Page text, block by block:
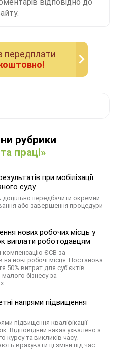
передплати
рубрики
праці»
при мобілізації
суду
доцільно передбачити окремий
або завершення процедури
нових робочих місць у
виплати роботодавцям
компенсацію ЄСВ за
нові робочі місця. Постанова
50% витрат для суб'єктів
бізнесу за
напрями підвищення
підвищення кваліфікації
Відповідний наказ ухвалено з
курсу та викликів часу.
врахувати ці зміни під час